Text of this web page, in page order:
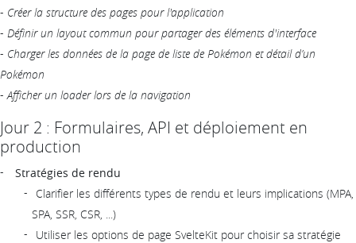
- Créer la structure des pages pour l'application
- Définir un layout commun pour partager des éléments d'interface
- Charger les données de la page de liste de Pokémon et détail d’un
Pokémon
-Afficher un loader lors de la navigation
Jour 2 : Formulaires, API et déploiement en
production
Stratégies de rendu
Clarifier les différents types de rendu et leurs implications (MPA,
SPA, SSR, CSR, ...)
Utiliser les options de page SvelteKit pour choisir sa stratégie